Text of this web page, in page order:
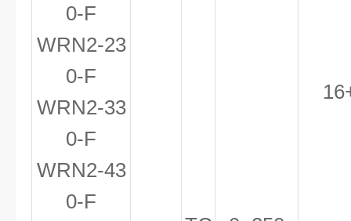
0-F
WRN2-23
0-F
WRN2-33
0-F
WRN2-43
0-F